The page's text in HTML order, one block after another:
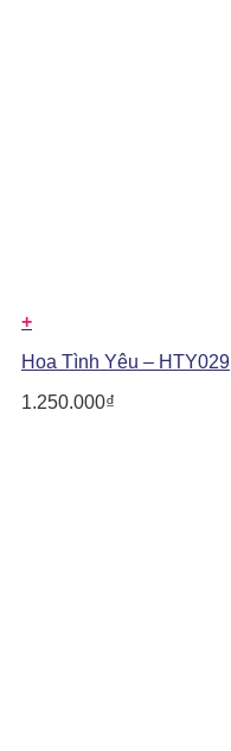
+
Hoa Tình Yêu – HTY029
1.250.000₫